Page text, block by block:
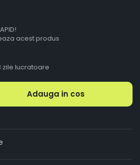
acest produs
zile lucratoare
Adauga in cos